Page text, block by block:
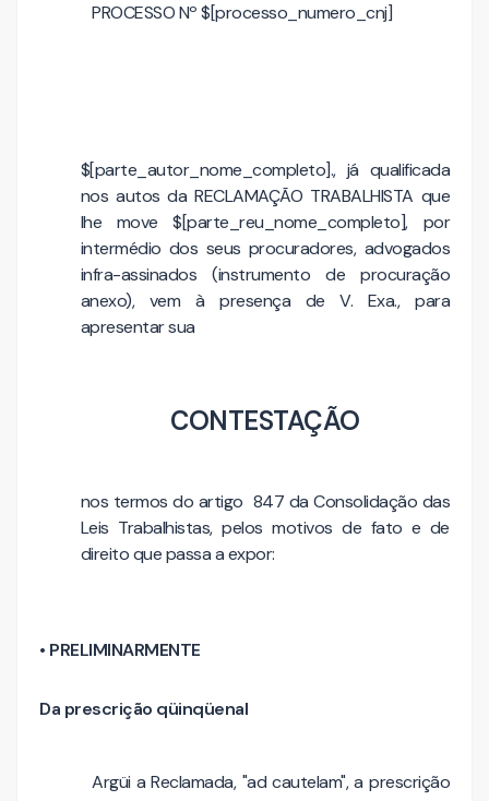
PROCESSO Nº $[processo_numero_cnj]
$[parte_autor_nome_completo]., já qualificada
nos autos da RECLAMAÇÃO TRABALHISTA que
lhe move $[parte_reu_nome_completo], por
intermédio dos seus procuradores, advogados
infra-assinados (instrumento de procuração
anexo), vem à presença de V. Exa., para
apresentar sua
CONTESTAÇÃO
nos termos do artigo 847 da Consolidação das
Leis Trabalhistas, pelos motivos de fato e de
direito que passa a expor:
• PRELIMINARMENTE
Da prescrição qüinqüenal
Argüi a Reclamada, "ad cautelam", a prescrição